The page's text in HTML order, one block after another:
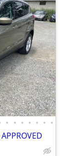
• • • • • • •